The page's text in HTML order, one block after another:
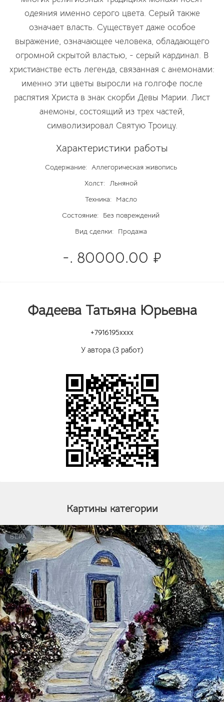
одеяния именно серого цвета. Серый также
означает власть. Существует даже особое
выражение, означающее человека, обладающего
огромной скрытой властью, - серый кардинал. В
христианстве есть легенда, связанная с анемонами:
именно эти цветы выросли на голгофе после
распятия Христа в знак скорби Девы Марии. Лист
анемоны, состоящий из трех частей,
символизировал Святую Троицу.
Характеристики работы
Содержание: Аллегорическая живопись
Холст: Льняной
Техника:
Масло
Состояние:
Без повреждений
Вид сделки:
Продажа
-. 80000.00 ₽
Фадеева Татьяна Юрьевна
+7916195xxxx
У автора (3 работ)
Картины категории
ВЕРА